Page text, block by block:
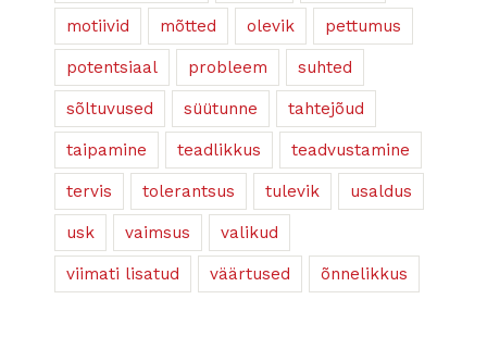
motiivid mõtted olevik pettumus
potentsiaal probleem suhted
sõltuvused süütunne tahtejõud
taipamine teadlikkus teadvustamine
tervis tolerantsus tulevik usaldus
usk vaimsus valikud
viimati lisatud väärtused õnnelikkus